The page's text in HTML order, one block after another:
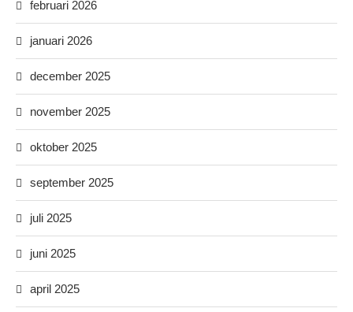
februari 2026
januari 2026
december 2025
november 2025
oktober 2025
september 2025
juli 2025
juni 2025
april 2025